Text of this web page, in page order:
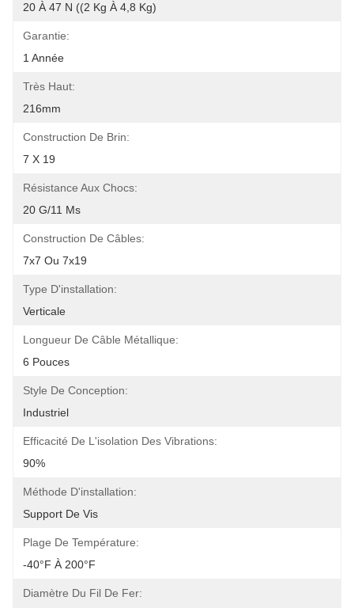
20 À 47 N ((2 Kg À 4,8 Kg)
Garantie:
1 Année
Très Haut:
216mm
Construction De Brin:
7 X 19
Résistance Aux Chocs:
20 G/11 Ms
Construction De Câbles:
7x7 Ou 7x19
Type D'installation:
Verticale
Longueur De Câble Métallique:
6 Pouces
Style De Conception:
Industriel
Efficacité De L'isolation Des Vibrations:
90%
Méthode D'installation:
Support De Vis
Plage De Température:
-40°F À 200°F
Diamètre Du Fil De Fer: